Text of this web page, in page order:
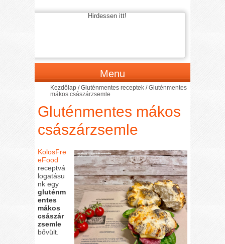
Hirdessen itt!
Menu
Kezdőlap /Gluténmentes receptek /Gluténmentes
mákos császárzsemle
Gluténmentes mákos
császárzsemle
KolosFre
eFood
receptvá
logatásu
nk egy
gluténm
entes
mákos
császár
zsemle
bővült.